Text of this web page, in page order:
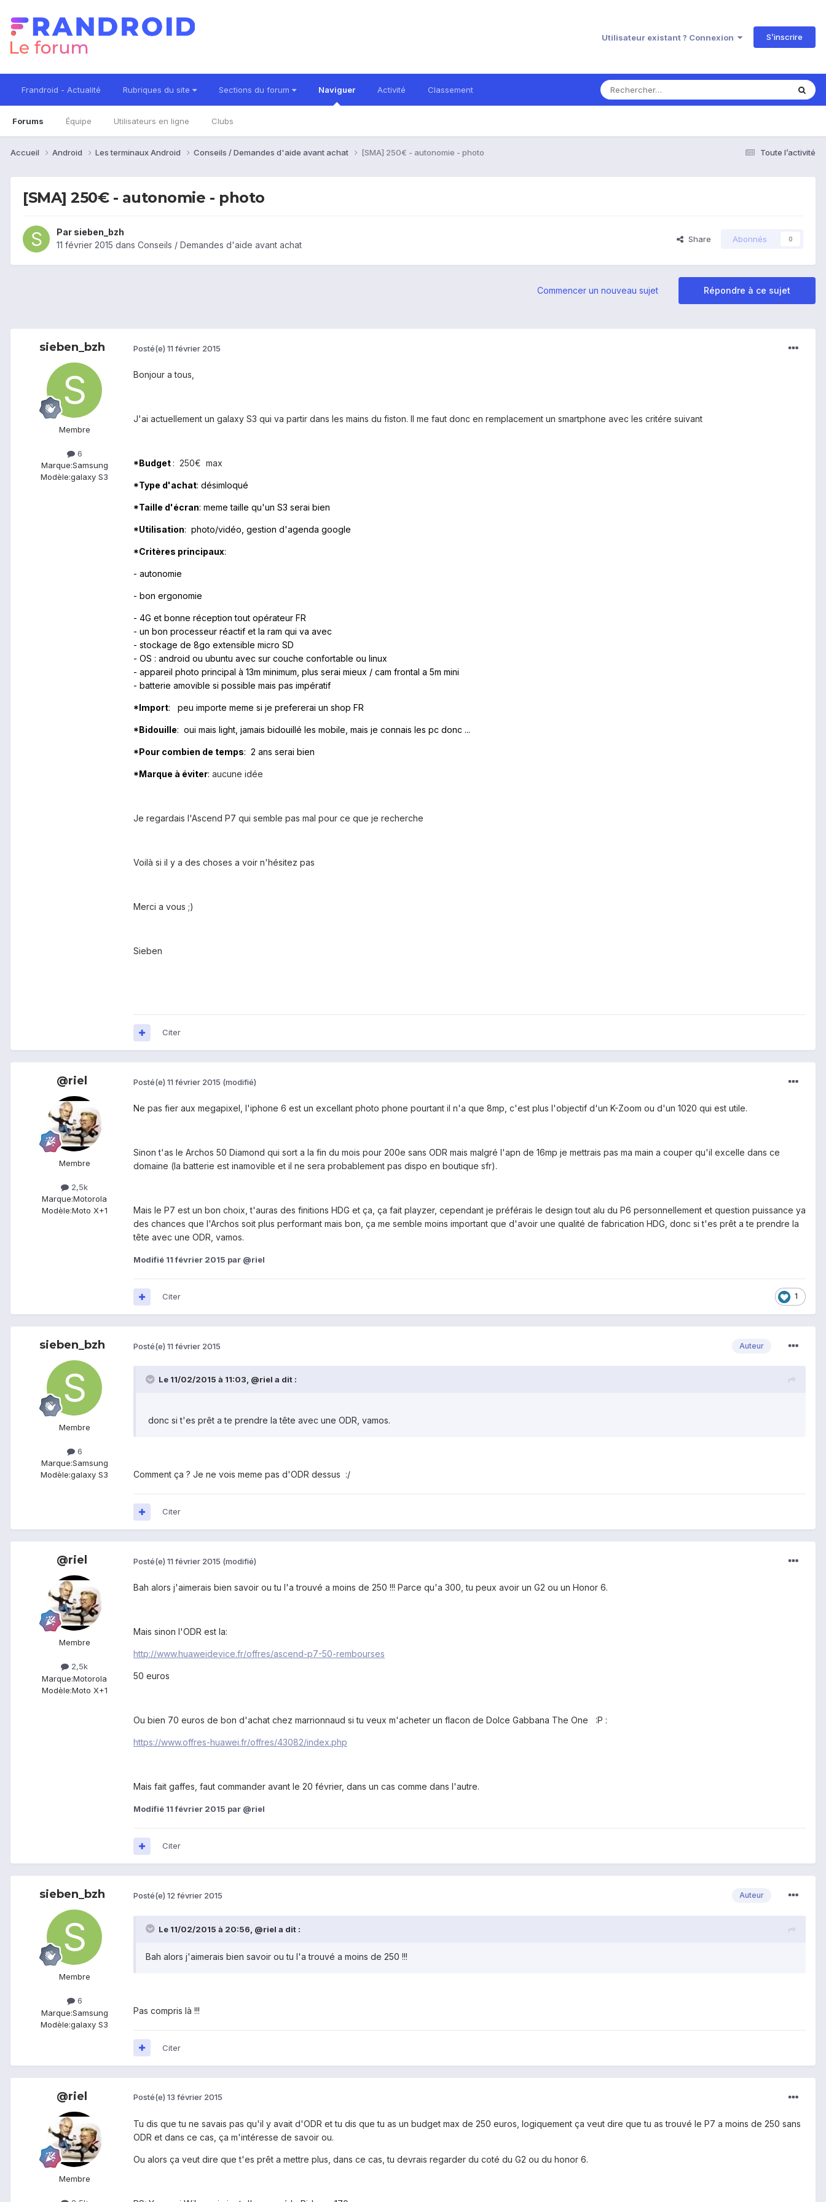
Utilisateur existant ? Connexion S’inscrire
Frandroid - Actualité Rubriques du site Sections du forum Naviguer
Forums Équipe Utilisateurs en ligne Clubs
Activité Classement
Toute l’activité
Accueil Android Les terminaux Android Conseils / Demandes d'aide avant achat [SMA] 250€ - autonomie - photo
[SMA] 250€ - autonomie - photo
Par sieben_bzh
11 février 2015 dans Conseils / Demandes d'aide avant achat
Share Abonnés 0
Répondre à ce sujet
Commencer un nouveau sujet
sieben_bzh
Membre
6
Marque:Samsung
Modèle:galaxy S3
Posté(e) 11 février 2015
Bonjour a tous,
J'ai actuellement un galaxy S3 qui va partir dans les mains du fiston. Il me faut donc en remplacement un smartphone avec les critére suivant
*Budget : 250€ max
*Type d'achat: désimloqué
*Taille d'écran: meme taille qu'un S3 serai bien
*Utilisation: photo/vidéo, gestion d'agenda google
*Critères principaux:
- autonomie
- bon ergonomie
- 4G et bonne réception tout opérateur FR
- un bon processeur réactif et la ram qui va avec
- stockage de 8go extensible micro SD
- OS : android ou ubuntu avec sur couche confortable ou linux
- appareil photo principal à 13m minimum, plus serai mieux / cam frontal a 5m mini
- batterie amovible si possible mais pas impératif
*Import: peu importe meme si je prefererai un shop FR
*Bidouille: oui mais light, jamais bidouillé les mobile, mais je connais les pc donc ...
*Pour combien de temps: 2 ans serai bien
*Marque à éviter: aucune idée
Je regardais l'Ascend P7 qui semble pas mal pour ce que je recherche
Voilà si il y a des choses a voir n'hésitez pas
Merci a vous ;)
Sieben
Citer
@riel
Membre
2,5k
Marque:Motorola
Modèle:Moto X+1
Posté(e) 11 février 2015 (modifié)
Ne pas fier aux megapixel, l'iphone 6 est un excellant photo phone pourtant il n'a que 8mp, c'est plus l'objectif d'un K-Zoom ou d'un 1020 qui est utile.
Sinon t'as le Archos 50 Diamond qui sort a la fin du mois pour 200e sans ODR mais malgré l'apn de 16mp je mettrais pas ma main a couper qu'il excelle dans ce
domaine (la batterie est inamovible et il ne sera probablement pas dispo en boutique sfr).
Mais le P7 est un bon choix, t'auras des finitions HDG et ça, ça fait playzer, cependant je préférais le design tout alu du P6 personnellement et question puissance ya
des chances que l'Archos soit plus performant mais bon, ça me semble moins important que d'avoir une qualité de fabrication HDG, donc si t'es prêt a te prendre la
tête avec une ODR, vamos.
Modifié 11 février 2015 par @riel
1
Citer
sieben_bzh
Membre
6
Marque:Samsung
Modèle:galaxy S3
Auteur
Posté(e) 11 février 2015
Le 11/02/2015 à 11:03, @riel a dit :
donc si t'es prêt a te prendre la tête avec une ODR, vamos.
Comment ça ? Je ne vois meme pas d'ODR dessus :/
Citer
@riel
Membre
2,5k
Marque:Motorola
Modèle:Moto X+1
Posté(e) 11 février 2015 (modifié)
Bah alors j'aimerais bien savoir ou tu l'a trouvé a moins de 250 !!! Parce qu'a 300, tu peux avoir un G2 ou un Honor 6.
Mais sinon l'ODR est la:
http://www.huaweidevice.fr/offres/ascend-p7-50-rembourses
50 euros
Ou bien 70 euros de bon d'achat chez marrionnaud si tu veux m'acheter un flacon de Dolce Gabbana The One :P :
https://www.offres-huawei.fr/offres/43082/index.php
Mais fait gaffes, faut commander avant le 20 février, dans un cas comme dans l'autre.
Modifié 11 février 2015 par @riel
Citer
sieben_bzh
Membre
6
Marque:Samsung
Modèle:galaxy S3
Auteur
Posté(e) 12 février 2015
Le 11/02/2015 à 20:56, @riel a dit :
Bah alors j'aimerais bien savoir ou tu l'a trouvé a moins de 250 !!!
Pas compris là !!!
Citer
@riel
Membre
Posté(e) 13 février 2015
Tu dis que tu ne savais pas qu'il y avait d'ODR et tu dis que tu as un budget max de 250 euros, logiquement ça veut dire que tu as trouvé le P7 a moins de 250 sans
ODR et dans ce cas, ça m'intéresse de savoir ou.
Ou alors ça veut dire que t'es prêt a mettre plus, dans ce cas, tu devrais regarder du coté du G2 ou du honor 6.